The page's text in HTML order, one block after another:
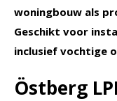
woningbouw als
Geschikt voor
inclusief vochtige
Östberg